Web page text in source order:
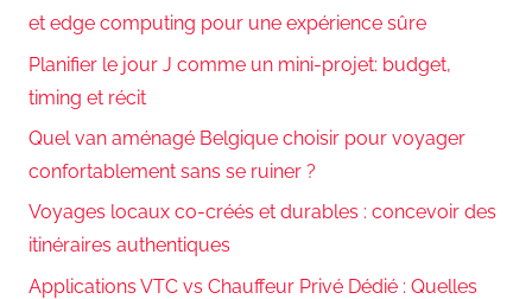
et edge computing pour une expérience sûre
Planifier le jour J comme un mini-projet: budget,
timing et récit
Quel van aménagé Belgique choisir pour voyager
confortablement sans se ruiner ?
Voyages locaux co-créés et durables : concevoir des
itinéraires authentiques
Applications VTC vs Chauffeur Privé Dédié : Quelles